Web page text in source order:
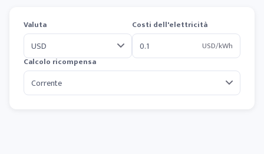
Valuta
Costi dell'elettricità
USD/kWh
Calcolo ricompensa